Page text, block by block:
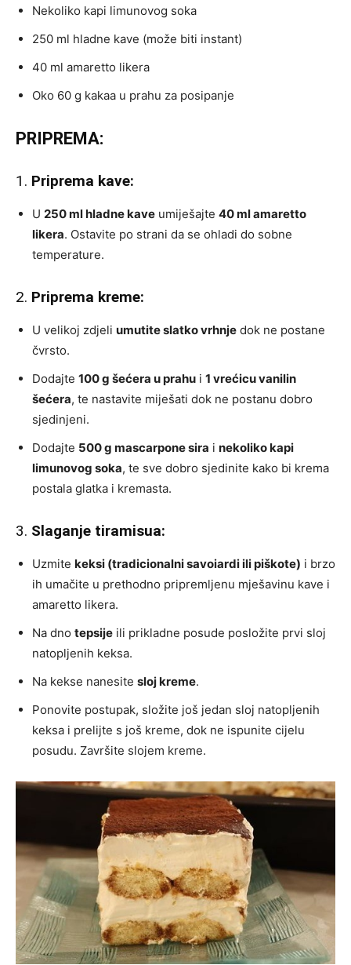
Nekoliko kapi limunovog soka
250 ml hladne kave (može biti instant)
40 ml amaretto likera
Oko 60 g kakaa u prahu za posipanje
PRIPREMA:
1. Priprema kave:
U 250 ml hladne kave umiješajte 40 ml amaretto
likera. Ostavite po strani da se ohladi do sobne
temperature.
2. Priprema kreme:
U velikoj zdjeli umutite slatko vrhnje dok ne postane
čvrsto.
Dodajte 100 g šećera u prahu i 1 vrećicu vanilin
šećera, te nastavite miješati dok ne postanu dobro
sjedinjeni.
Dodajte 500 g mascarpone sira i nekoliko kapi
limunovog soka, te sve dobro sjedinite kako bi krema
postala glatka i kremasta.
3. Slaganje tiramisua:
Uzmite keksi (tradicionalni savoiardi ili piškote) i brzo
ih umačite u prethodno pripremljenu mješavinu kave i
amaretto likera.
Na dno tepsije ili prikladne posude posložite prvi sloj
natopljenih keksa.
Na kekse nanesite sloj kreme.
Ponovite postupak, složite još jedan sloj natopljenih
keksa i prelijte s još kreme, dok ne ispunite cijelu
posudu. Završite slojem kreme.